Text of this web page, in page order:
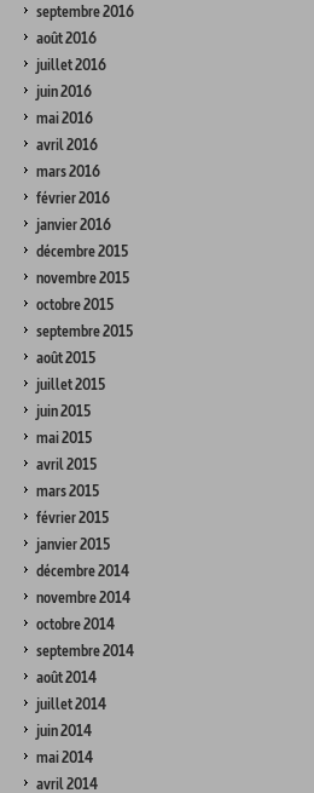
septembre 2016
août 2016
juillet 2016
juin 2016
mai 2016
avril 2016
mars 2016
février 2016
janvier 2016
décembre 2015
novembre 2015
octobre 2015
septembre 2015
août 2015
juillet 2015
juin 2015
mai 2015
avril 2015
mars 2015
février 2015
janvier 2015
décembre 2014
novembre 2014
octobre 2014
septembre 2014
août 2014
juillet 2014
juin 2014
mai 2014
avril 2014